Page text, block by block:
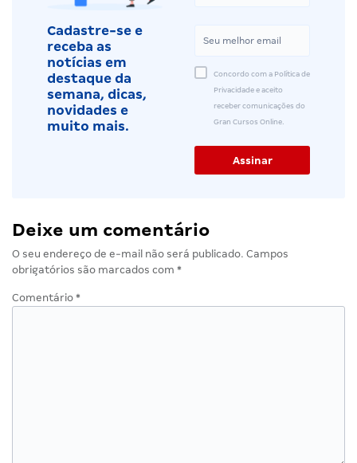
Cadastre-se e
receba as
notícias em
destaque da
semana, dicas,
novidades e
muito mais.
Concordo com a Política de
Privacidade e aceito
receber comunicações do
Gran Cursos Online.
Deixe um comentário
O seu endereço de e-mail não será publicado. Campos
obrigatórios são marcados com *
Comentário *